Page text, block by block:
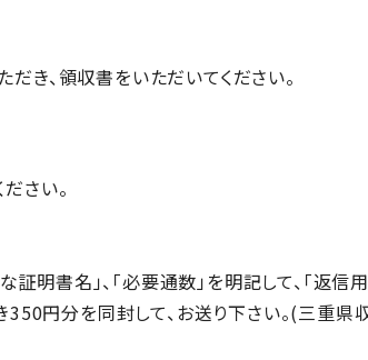
き、領収書をいただいてください。
さい。
証明書名」、「必要通数」を明記して、「
円分を同封して、お送り下さい。(三重